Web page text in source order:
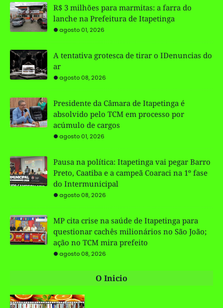
R$ 3 milhões para marmitas: a farra do
lanche na Prefeitura de Itapetinga
agosto 01, 2026
A tentativa grotesca de tirar o IDenuncias do
ar
agosto 08, 2026
Presidente da Câmara de Itapetinga é
absolvido pelo TCM em processo por
acúmulo de cargos
agosto 01, 2026
Pausa na política: Itapetinga vai pegar Barro
Preto, Caatiba e a campeã Coaraci na 1º fase
do Intermunicipal
agosto 08, 2026
MP cita crise na saúde de Itapetinga para
questionar cachês milionários no São João;
ação no TCM mira prefeito
agosto 08, 2026
O Inicio